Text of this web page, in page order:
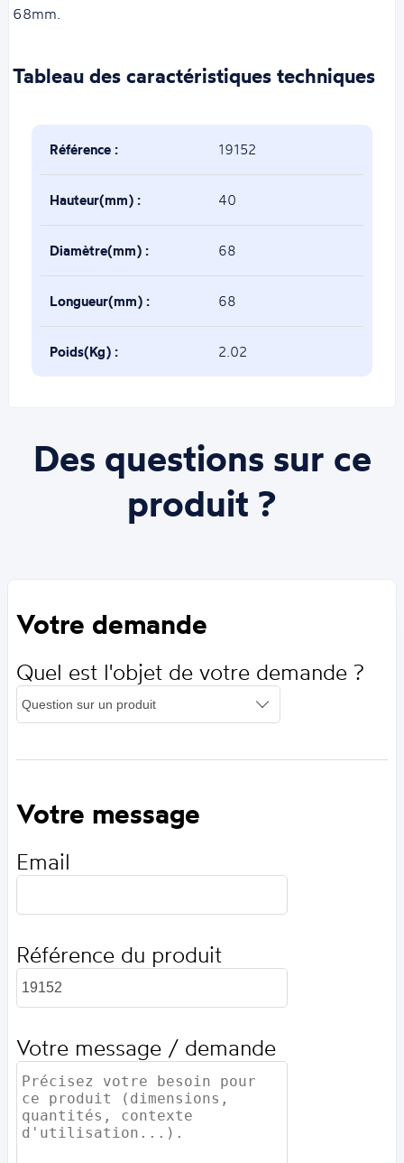
68mm.
Tableau des caractéristiques techniques
Référence : 19152
Hauteur(mm) : 40
Diamètre(mm) : 68
Longueur(mm) : 68
Poids(Kg) : 2.02
Des questions sur ce
produit ?
Votre demande
Quel est l'objet de votre demande ?
Votre message
Email
Référence du produit
Votre message / demande